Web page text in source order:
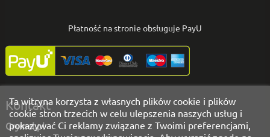
Ta witryna korzysta z własnych plików cookie i plików
cookie stron trzecich w celu ulepszenia naszych usług i
pokazywać Ci reklamy związane z Twoimi preferencjami,
Płatność na stronie obsługuje PayU
Kontakt
Grymel.pl